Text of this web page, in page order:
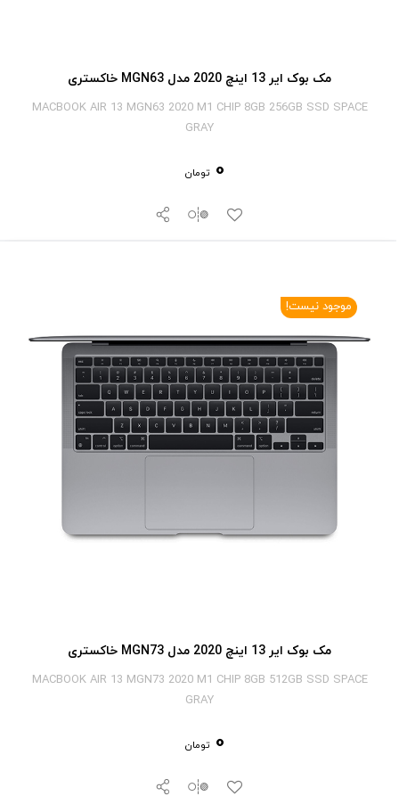
مک بوک ایر 13 اینچ 2020 مدل MGN63 خاکستری
MACBOOK AIR 13 MGN63 2020 M1 CHIP 8GB 256GB SSD SPACE
GRAY
0 تومان
موجود نیست!
مک بوک ایر 13 اینچ 2020 مدل MGN73 خاکستری
MACBOOK AIR 13 MGN73 2020 M1 CHIP 8GB 512GB SSD SPACE
GRAY
0 تومان